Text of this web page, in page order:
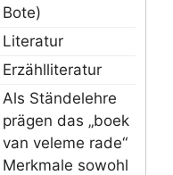
Bote)
Literatur
Erzählliteratur
Als Ständelehre
prägen das „boek
van veleme rade“
Merkmale sowohl